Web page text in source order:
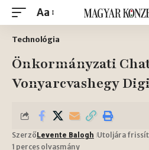
Aa
Technológia
Önkormányzati
Vonyarcvashegy
Szerző Levente Balogh Utoljára
1 perces olvasmány